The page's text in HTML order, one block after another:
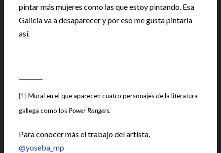
pintar más mujeres como las que estoy pintando. Esa
Galicia va a desaparecer y por eso me gusta pintarla
así.
[1] Mural en el que aparecen cuatro personajes de la literatura
gallega como los Power Rangers.
Para conocer más el trabajo del artista,
@yoseba_mp